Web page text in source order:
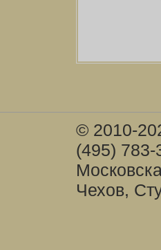
© 2010-
(495)
Чехов,